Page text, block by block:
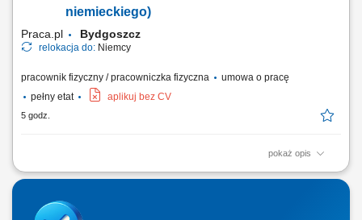
niemieckiego)
Praca.pl Bydgoszcz
relokacja do: Niemcy
pracownik fizyczny / pracowniczka fizyczna
umowa o pracę
pełny etat
aplikuj bez CV
5 godz.
pokaż opis
Opis stanowiska: prace spawalnicze półautomatem - metoda 135 lub